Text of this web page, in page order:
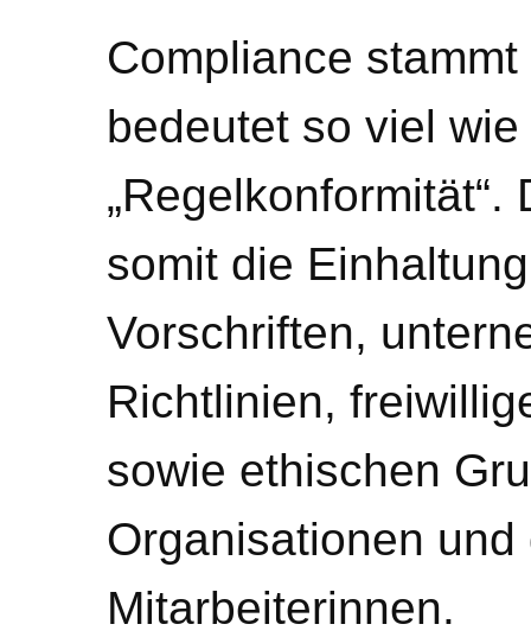
Compliance
bedeutet so viel wie
somit die
Vorschriften,
Richtlinien,
sowie ethischen
Organisationen
Mitarbeiterinnen.